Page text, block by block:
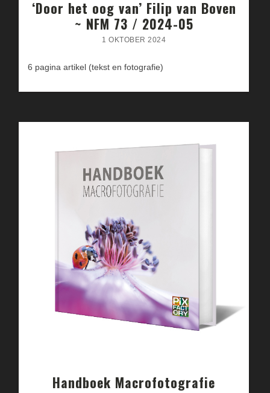
‘Door het oog van’ Filip van Boven
~ NFM 73 / 2024-05
1 OKTOBER 2024
6 pagina artikel (tekst en fotografie)
Handboek Macrofotografie